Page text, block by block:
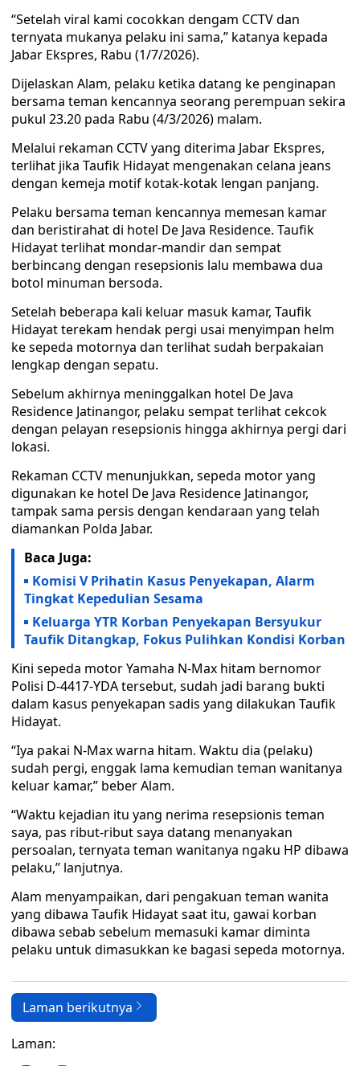
“Setelah viral kami cocokkan dengam CCTV dan
ternyata mukanya pelaku ini sama,” katanya kepada
Jabar Ekspres, Rabu (1/7/2026).
Dijelaskan Alam, pelaku ketika datang ke penginapan
bersama teman kencannya seorang perempuan sekira
pukul 23.20 pada Rabu (4/3/2026) malam.
Melalui rekaman CCTV yang diterima Jabar Ekspres,
terlihat jika Taufik Hidayat mengenakan celana jeans
dengan kemeja motif kotak-kotak lengan panjang.
Pelaku bersama teman kencannya memesan kamar
dan beristirahat di hotel De Java Residence. Taufik
Hidayat terlihat mondar-mandir dan sempat
berbincang dengan resepsionis lalu membawa dua
botol minuman bersoda.
Setelah beberapa kali keluar masuk kamar, Taufik
Hidayat terekam hendak pergi usai menyimpan helm
ke sepeda motornya dan terlihat sudah berpakaian
lengkap dengan sepatu.
Sebelum akhirnya meninggalkan hotel De Java
Residence Jatinangor, pelaku sempat terlihat cekcok
dengan pelayan resepsionis hingga akhirnya pergi dari
lokasi.
Rekaman CCTV menunjukkan, sepeda motor yang
digunakan ke hotel De Java Residence Jatinangor,
tampak sama persis dengan kendaraan yang telah
diamankan Polda Jabar.
Baca Juga:
Komisi V Prihatin Kasus Penyekapan, Alarm
Tingkat Kepedulian Sesama
Keluarga YTR Korban Penyekapan Bersyukur
Taufik Ditangkap, Fokus Pulihkan Kondisi Korban
Kini sepeda motor Yamaha N-Max hitam bernomor
Polisi D-4417-YDA tersebut, sudah jadi barang bukti
dalam kasus penyekapan sadis yang dilakukan Taufik
Hidayat.
“Iya pakai N-Max warna hitam. Waktu dia (pelaku)
sudah pergi, enggak lama kemudian teman wanitanya
keluar kamar,” beber Alam.
“Waktu kejadian itu yang nerima resepsionis teman
saya, pas ribut-ribut saya datang menanyakan
persoalan, ternyata teman wanitanya ngaku HP dibawa
pelaku,” lanjutnya.
Alam menyampaikan, dari pengakuan teman wanita
yang dibawa Taufik Hidayat saat itu, gawai korban
dibawa sebab sebelum memasuki kamar diminta
pelaku untuk dimasukkan ke bagasi sepeda motornya.
Laman berikutnya
Laman: